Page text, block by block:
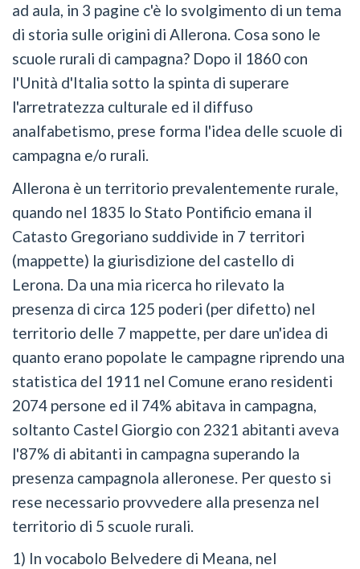
ad aula, in 3 pagine c'è lo svolgimento di un tema
di storia sulle origini di Allerona. Cosa sono le
scuole rurali di campagna? Dopo il 1860 con
l'Unità d'Italia sotto la spinta di superare
l'arretratezza culturale ed il diffuso
analfabetismo, prese forma l'idea delle scuole di
campagna e/o rurali.
Allerona è un territorio prevalentemente rurale,
quando nel 1835 lo Stato Pontificio emana il
Catasto Gregoriano suddivide in 7 territori
(mappette) la giurisdizione del castello di
Lerona. Da una mia ricerca ho rilevato la
presenza di circa 125 poderi (per difetto) nel
territorio delle 7 mappette, per dare un'idea di
quanto erano popolate le campagne riprendo una
statistica del 1911 nel Comune erano residenti
2074 persone ed il 74% abitava in campagna,
soltanto Castel Giorgio con 2321 abitanti aveva
l'87% di abitanti in campagna superando la
presenza campagnola alleronese. Per questo si
rese necessario provvedere alla presenza nel
territorio di 5 scuole rurali.
1) In vocabolo Belvedere di Meana, nel